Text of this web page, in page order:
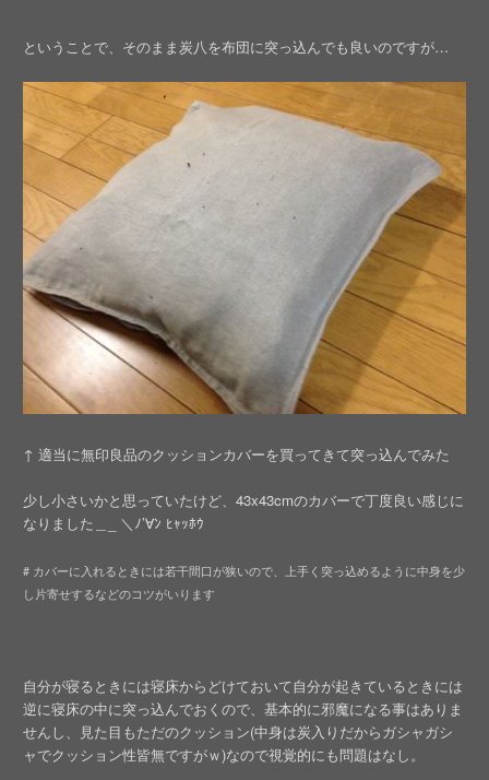
ということで、そのまま炭八を布団に突っ込んでも良いのですが…
↑ 適当に無印良品のクッションカバーを買ってきて突っ込んでみた
少し小さいかと思っていたけど、43x43cmのカバーで丁度良い感じに
なりました＿_ ＼ﾉ’∀ﾝ ﾋｬｯﾎｳ
# カバーに入れるときには若干間口が狭いので、上手く突っ込めるように中身を少
し片寄せするなどのコツがいります
自分が寝るときには寝床からどけておいて自分が起きているときには
逆に寝床の中に突っ込んでおくので、基本的に邪魔になる事はありま
せんし、見た目もただのクッション(中身は炭入りだからガシャガシ
ャでクッション性皆無ですがｗ)なので視覚的にも問題はなし。